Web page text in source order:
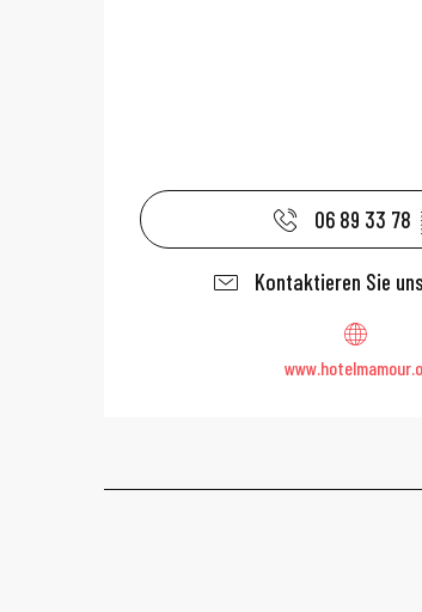
06 89 33 78
Kontaktieren Sie uns